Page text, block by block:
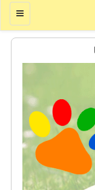
منو